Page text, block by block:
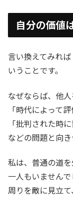
自分の価値
言い換えてみれ
いうことです。
なぜならば、他
「時代によって
「批判された時
などの問題と向き
私は、普通の道
一人もいませんで
周りを敵に見立